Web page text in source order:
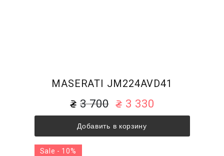
MASERATI JM224AVD41
3 700 3 330
Добавить в корзину
Sale - 10%